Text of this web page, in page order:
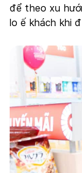
để theo xu
lo ế khách khi